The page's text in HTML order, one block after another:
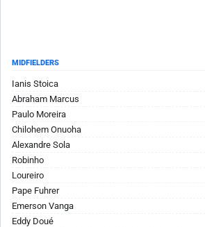
MIDFIELDERS
Ianis Stoica
Abraham Marcus
Paulo Moreira
Chilohem Onuoha
Alexandre Sola
Robinho
Loureiro
Pape Fuhrer
Emerson Vanga
Eddy Doué